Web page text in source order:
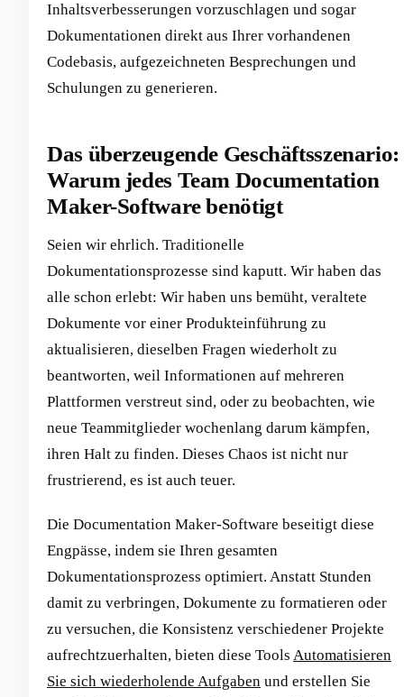
Inhaltsverbesserungen vorzuschlagen und sogar
Dokumentationen direkt aus Ihrer vorhandenen
Codebasis, aufgezeichneten Besprechungen und
Schulungen zu generieren.
Das überzeugende Geschäftsszenario:
Warum jedes Team Documentation
Maker-Software benötigt
Seien wir ehrlich. Traditionelle
Dokumentationsprozesse sind kaputt. Wir haben das
alle schon erlebt: Wir haben uns bemüht, veraltete
Dokumente vor einer Produkteinführung zu
aktualisieren, dieselben Fragen wiederholt zu
beantworten, weil Informationen auf mehreren
Plattformen verstreut sind, oder zu beobachten, wie
neue Teammitglieder wochenlang darum kämpfen,
ihren Halt zu finden. Dieses Chaos ist nicht nur
frustrierend, es ist auch teuer.
Die Documentation Maker-Software beseitigt diese
Engpässe, indem sie Ihren gesamten
Dokumentationsprozess optimiert. Anstatt Stunden
damit zu verbringen, Dokumente zu formatieren oder
zu versuchen, die Konsistenz verschiedener Projekte
aufrechtzuerhalten, bieten diese Tools Automatisieren
Sie sich wiederholende Aufgaben und erstellen Sie